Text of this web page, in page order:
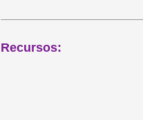
Recursos: